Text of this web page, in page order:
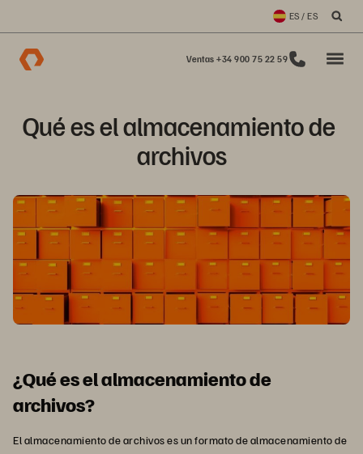
ES / ES
Ventas +34 900 75 22 59
Qué es el almacenamiento de
archivos
¿Qué es el almacenamiento de
archivos?
El almacenamiento de archivos es un formato de almacenamiento de